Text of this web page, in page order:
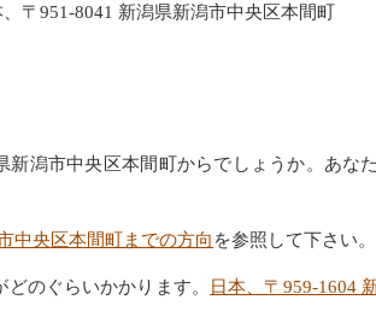
、〒951-8041 新潟県新潟市中央区本間町
新潟市中央区本間町からでしょうか。あな
中央区本間町までの方向 を参照して下さい。
のぐらいかかります。
日本、〒959-1604